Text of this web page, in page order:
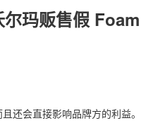
玛贩售假 Foam
还会直接影响品牌方的利益。